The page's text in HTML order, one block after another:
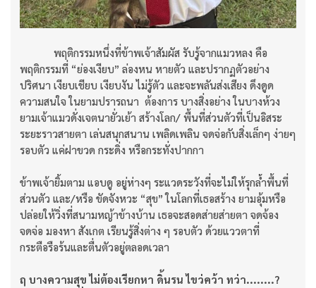
พฤติกรรมหนึ่งที่ข้าพเจ้าสัมผัส รับรู้จากแมวหลง คือ
พฤติกรรมที่ “ย่องเงียบ” ล่องหน หายตัว และปรากฏตัวอย่าง
ปริศนา เงียบเชียบ เงียบงัน ไม่รู้ตัว และจะพลันส่งเสียง ดึงดูด
ความสนใจ ในยามปรารถนา ต้องการ บางสิ่งอย่าง ในบางห้วง
ยามเจ้าแมวดั่งเจตนายั่วเย้า สร้างโลก/ พื้นที่ส่วนตัวที่เป็นอิสระ
ระยะราวสายตา เล่นสนุกสนาน เพลิดเพลิน จดจ่อกับสิ่งเล็กๆ ง่ายๆ
รอบตัว แค่ฝาขวด กระดิ่ง หรือกระทั่งปากกา
ข้าพเจ้ายิ้มตาม แอบดู อยู่ห่างๆ ระแวดระวังที่จะไม่ให้รุกล้ำพื้นที่
ส่วนตัว และ/หรือ ขัดจังหวะ “สุข” ในโลกที่เธอสร้าง ยามอุ้มหรือ
ปล่อยให้วิ่งที่สนามหญ้าข้างบ้าน เธอจะสอดส่ายส่ายตา จดจ้อง
จดจ่อ มองหา สังเกต เรียนรู้สิ่งต่าง ๆ รอบตัว ด้วยแววตาที่
กระตือรือร้นและตื่นตัวอยู่ตลอดเวลา
ฤ บางความสุข ไม่ต้องเรียกหา ดิ้นรน ไขว่คว้า ทว่า........?